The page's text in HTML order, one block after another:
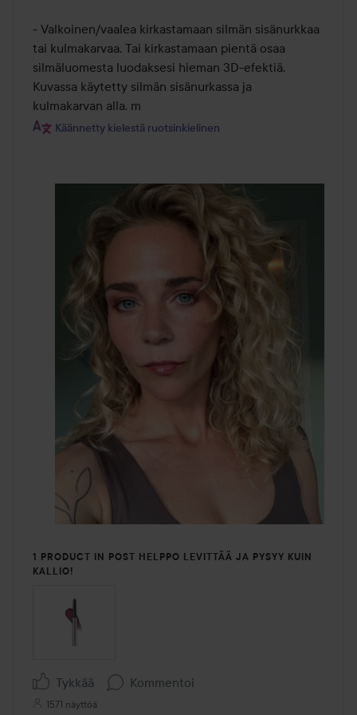
- Valkoinen/vaalea kirkastamaan silmän sisänurkkaa
tai kulmakarvaa. Tai kirkastamaan pientä osaa
silmäluomesta luodaksesi hieman 3D-efektiä.
Kuvassa käytetty silmän sisänurkassa ja
kulmakarvan alla. m
Käännetty kielestä ruotsinkielinen
1 PRODUCT IN POST HELPPO LEVITTÄÄ JA PYSYY KUIN
KALLIO!
Tykkää Kommentoi
1571 näyttöä